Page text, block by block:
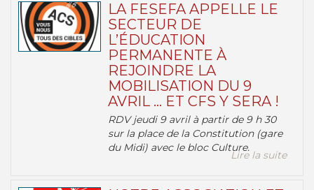
LA FESEFA APPELLE LE
SECTEUR DE
L’ÉDUCATION
PERMANENTE À
REJOINDRE LA
MOBILISATION DU 9
AVRIL … ET CFS Y SERA !
RDV jeudi 9 avril à partir de 9 h 30
sur la place de la Constitution (gare
du Midi) avec le bloc Culture.
Lire la suite